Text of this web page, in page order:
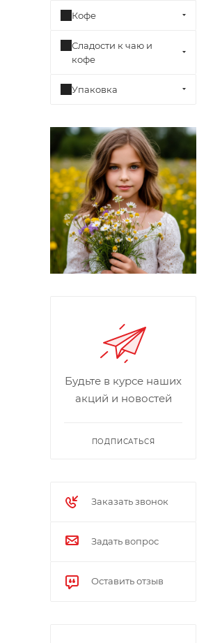
Кофе
Сладости к чаю и
кофе
Упаковка
Будьте в курсе наших
акций и новостей
ПОДПИСАТЬСЯ
Заказать звонок
Задать вопрос
Оставить отзыв